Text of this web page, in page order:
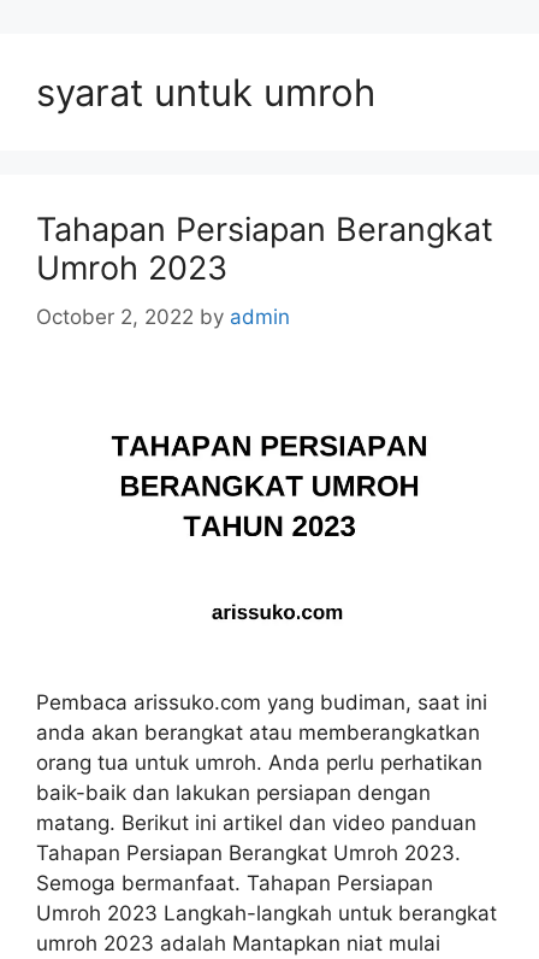
syarat untuk umroh
Tahapan Persiapan Berangkat
Umroh 2023
October 2, 2022 by admin
Pembaca arissuko.com yang budiman, saat ini
anda akan berangkat atau memberangkatkan
orang tua untuk umroh. Anda perlu perhatikan
baik-baik dan lakukan persiapan dengan
matang. Berikut ini artikel dan video panduan
Tahapan Persiapan Berangkat Umroh 2023.
Semoga bermanfaat. Tahapan Persiapan
Umroh 2023 Langkah-langkah untuk berangkat
umroh 2023 adalah Mantapkan niat mulai